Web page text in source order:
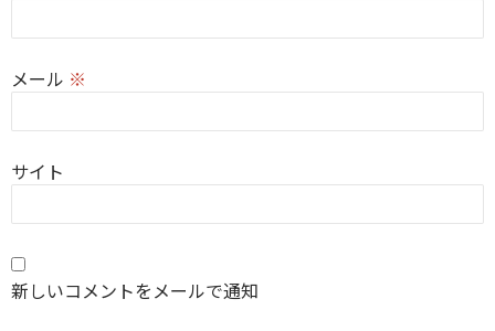
メール ※
サイト
新しいコメントをメールで通知